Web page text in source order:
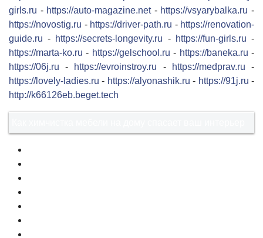
girls.ru - https://auto-magazine.net- https://vsyarybalka.ru -
https://novostig.ru - https://driver-path.ru - https://renovation-
guide.ru - https://secrets-longevity.ru - https://fun-girls.ru -
https://marta-ko.ru - https://gelschool.ru - https://baneka.ru -
https://06j.ru - https://evroinstroy.ru - https://medprav.ru -
https://lovely-ladies.ru - https://alyonashik.ru - https://91j.ru -
http://k66126eb.beget.tech